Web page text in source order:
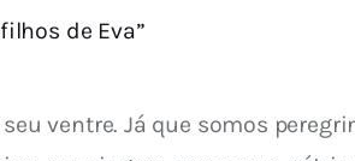
de Eva”
ventre. Já que somos